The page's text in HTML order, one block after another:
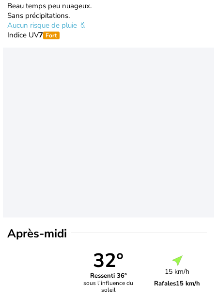
Beau temps peu nuageux.
Sans précipitations.
Aucun risque de pluie
Indice UV7 Fort
Après-midi
32°
Ressenti 36°
sous l’influence du
soleil
15 km/h
Rafales15 km/h